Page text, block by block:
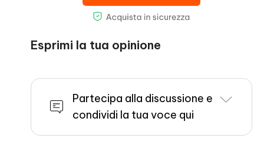
Esprimi la tua opinione
Partecipa alla discussione e
condividi la tua voce qui